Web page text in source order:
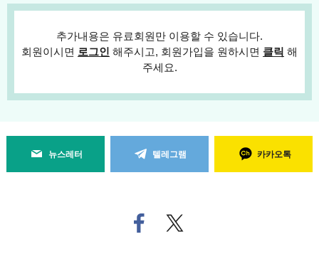
추가내용은 유료회원만 이용할 수 있습니다.
회원이시면 로그인 해주시고, 회원가입을 원하시면 클릭 해
주세요.
뉴스레터 텔레그램 카카오톡
페
이
트위
터로